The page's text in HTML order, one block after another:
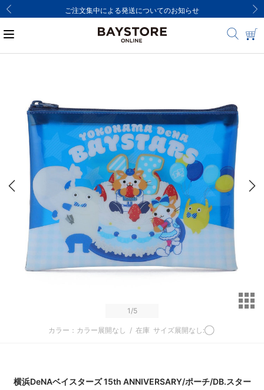
ご注文集中による発送についてのお知らせ
1/5
カラー：カラー展開なし / 在庫 サイズ展開なし:◯
横浜DeNAベイスターズ 15th ANNIVERSARY/ポーチ/DB.スター